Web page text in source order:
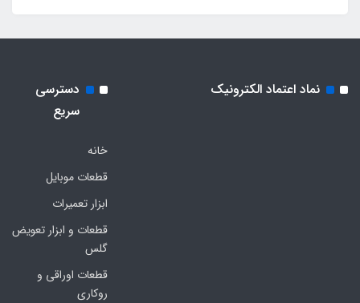
نماد اعتماد الکترونیک
دسترسی
سریع
خانه
قطعات موبایل
ابزار تعمیرات
قطعات و ابزار تعویض
گلس
قطعات اوراقی و
روکاری